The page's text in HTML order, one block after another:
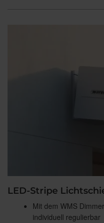
LED-Stripe
Mit dem WMS
individuell regulierbar